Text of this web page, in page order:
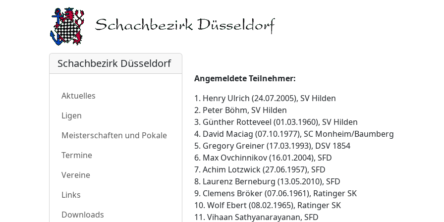
Angemeldete Teilnehmer:
1. Henry Ulrich (24.07.2005), SV Hilden
2. Peter Böhm, SV Hilden
3. Günther Rotteveel (01.03.1960), SV Hilden
4. David Maciag (07.10.1977), SC Monheim/Baumberg
5. Gregory Greiner (17.03.1993), DSV 1854
6. Max Ovchinnikov (16.01.2004), SFD
7. Achim Lotzwick (27.06.1957), SFD
8. Laurenz Berneburg (13.05.2010), SFD
9. Clemens Bröker (07.06.1961), Ratinger SK
10. Wolf Ebert (08.02.1965), Ratinger SK
11. Vihaan Sathyanarayanan, SFD
Schachbezirk Düsseldorf
Aktuelles
Ligen
Meisterschaften und Pokale
Termine
Vereine
Links
Downloads